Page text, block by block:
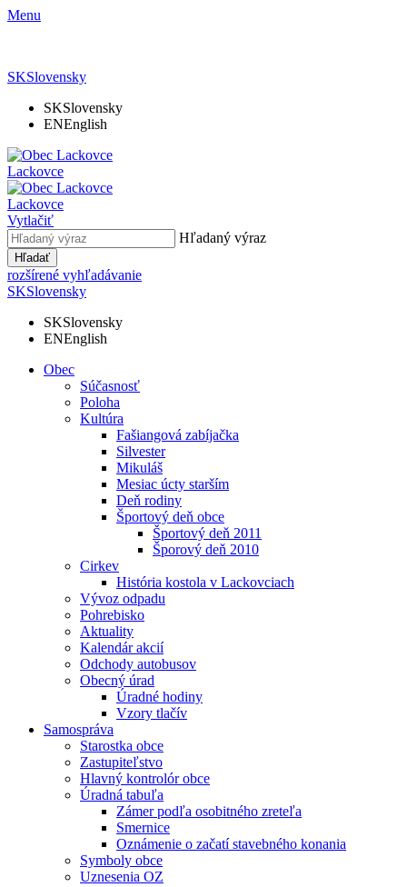
Menu
SKSlovensky
SKSlovensky
ENEnglish
Lackovce
Lackovce
Vytlačiť
Hľadaný výraz
Hľadať
rozšírené vyhľadávanie
SKSlovensky
SKSlovensky
ENEnglish
Obec
Súčasnosť
Poloha
Kultúra
Fašiangová zabíjačka
Silvester
Mikuláš
Mesiac úcty starším
Deň rodiny
Športový deň obce
Športový deň 2011
Šporový deň 2010
Cirkev
História kostola v Lackovciach
Vývoz odpadu
Pohrebisko
Aktuality
Kalendár akcií
Odchody autobusov
Obecný úrad
Úradné hodiny
Vzory tlačív
Samospráva
Starostka obce
Zastupiteľstvo
Hlavný kontrolór obce
Úradná tabuľa
Zámer podľa osobitného zreteľa
Smernice
Oznámenie o začatí stavebného konania
Symboly obce
Uznesenia OZ